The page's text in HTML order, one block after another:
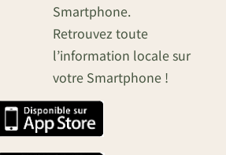
Smartphone.
Retrouvez toute
l’information locale sur
votre Smartphone !